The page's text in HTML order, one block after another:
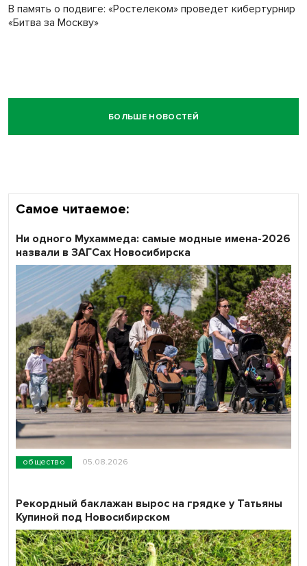
В память о подвиге: «Ростелеком» проведет кибертурнир
«Битва за Москву»
БОЛЬШЕ НОВОСТЕЙ
Самое читаемое:
общество 05.08.2026
Ни одного Мухаммеда: самые модные имена-2026
назвали в ЗАГСах Новосибирска
Рекордный баклажан вырос на грядке у Татьяны
Купиной под Новосибирском